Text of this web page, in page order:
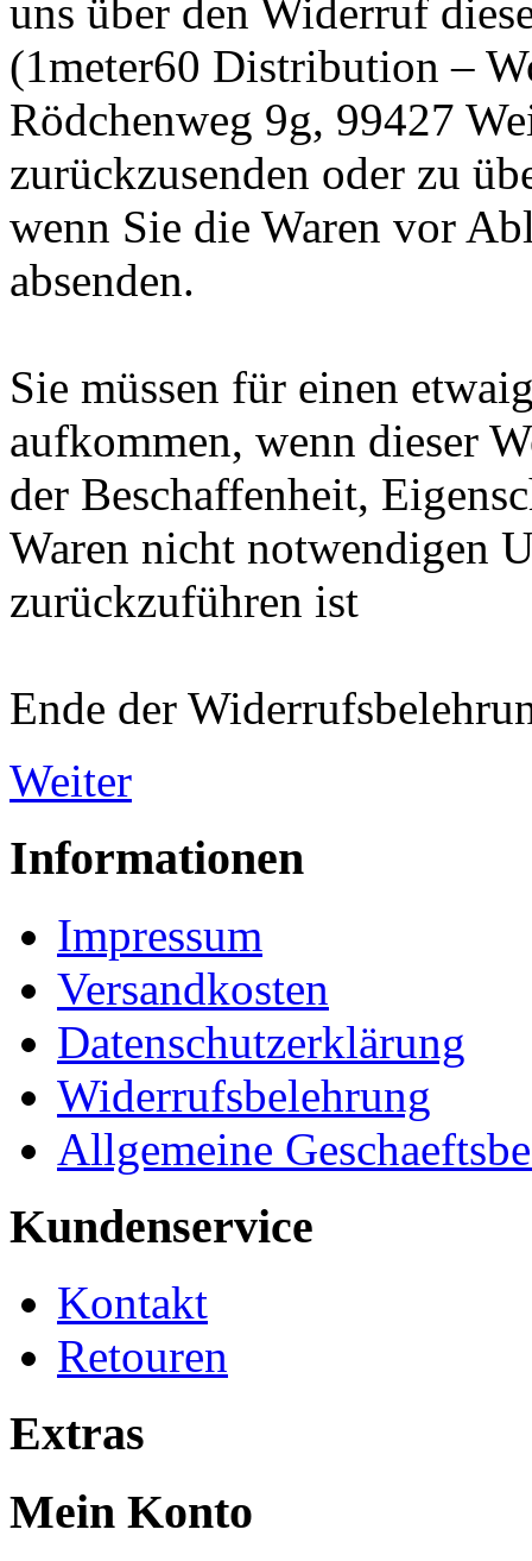
uns über den Widerruf
(1meter60 Distribution –
Rödchenweg 9g, 99427
zurückzusenden oder zu
wenn Sie die Waren vor
absenden.
Sie müssen für einen
aufkommen, wenn dieser
der Beschaffenheit,
Waren nicht notwendigen
zurückzuführen ist
Ende der
Weiter
Informationen
Impressum
Versandkosten
Datenschutzerklärung
Widerrufsbelehrung
Allgemeine
Kundenservice
Kontakt
Retouren
Extras
Mein Konto